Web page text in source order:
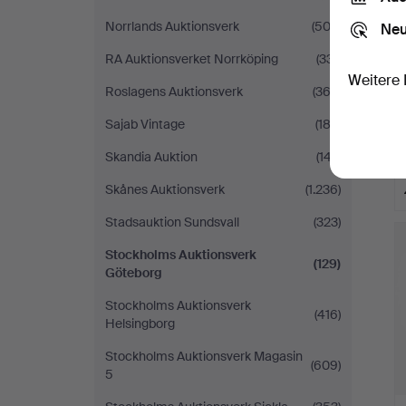
Norrlands Auktionsverk
(502)
RA Auktionsverket Norrköping
(331)
Roslagens Auktionsverk
(362)
Sajab Vintage
(182)
Skandia Auktion
(147)
Skånes Auktionsverk
(1.236)
Stadsauktion Sundsvall
(323)
Stockholms Auktionsverk
Göteborg
(129)
Stockholms Auktionsverk
Helsingborg
(416)
Stockholms Auktionsverk Magasin
5
(609)
Weitere